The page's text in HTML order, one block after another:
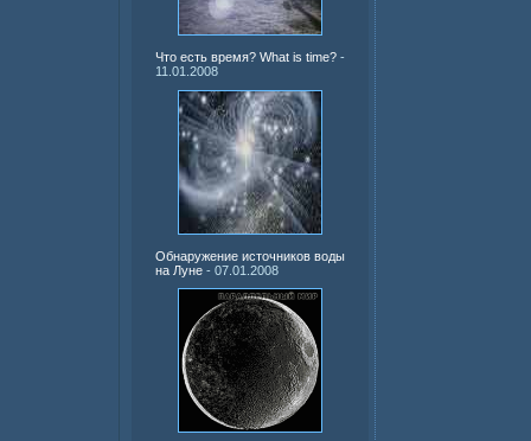
Что есть время? What is time? -
11.01.2008
Обнаружение источников воды
на Луне - 07.01.2008